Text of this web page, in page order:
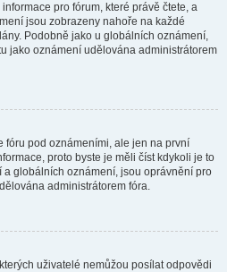
pro fórum, které právě čtete, a
jsou zobrazeny nahoře na každé
Podobně jako u globálních oznámení,
jako oznámení udělována administrátorem
fóru pod oznámeními, ale jen na první
proto byste je měli číst kdykoli je to
globálních oznámení, jsou oprávnění pro
administrátorem fóra.
uživatelé nemůžou posílat odpovědi